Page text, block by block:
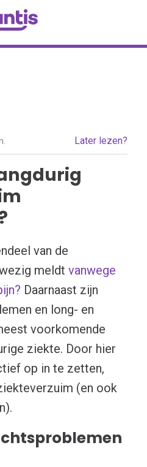
Later lezen?
van de
meldt vanwege
Daarnaast zijn
en long- en
voorkomende
ziekte. Door hier
op in te zetten,
(en ook